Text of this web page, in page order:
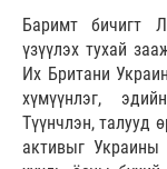
Баримт бичигт
үзүүлэх тухай
Их Британи
хүмүүнлэг,
Түүнчлэн, талууд
активыг Украины